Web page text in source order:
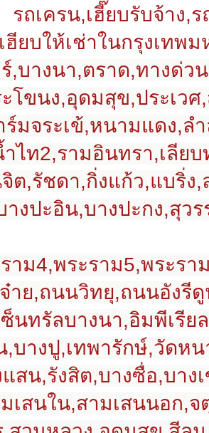
รถเครน,เฮี๊ยบรับจ้าง,
ฮียบให้เช่าในกรุงเทพ
,บางนา,ตราด,ทางด่ว
โขนง,อุดมสุข,ประเว
มจระเข้,หนามแดง,ล
ไท2,รามอินทรา,เลีย
ต,รัชดา,กิ่งแก้ว,แบริ่ง,
างปะอิน,บางปะกง,สุว
าม4,พระราม5,พระร
งจ๋าย,ถนนวิทยุ,ถ
ซ็นทรัลบางนา,อิมพีเรี
บางปู,เทพารักษ์,วัดหน
สน,รังสิต,บางซื่อ,บาง
เสนใน,สามเสนนอก,